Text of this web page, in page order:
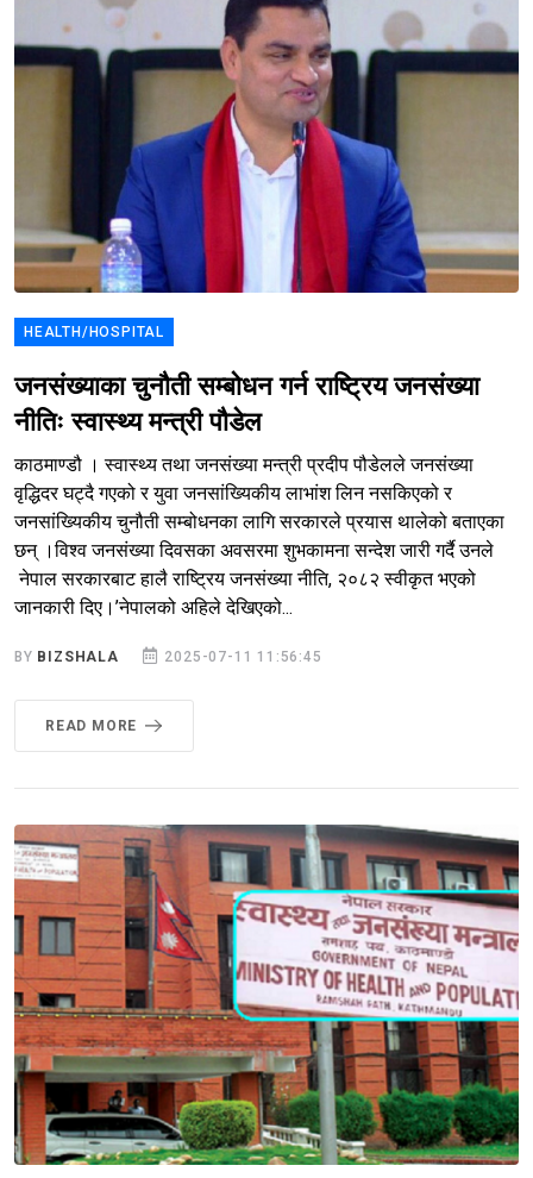
HEALTH/HOSPITAL
जनसंख्याका चुनौती सम्बोधन गर्न राष्ट्रिय जनसंख्या
नीतिः स्वास्थ्य मन्त्री पौडेल
काठमाण्डौ । स्वास्थ्य तथा जनसंख्या मन्त्री प्रदीप पौडेलले जनसंख्या
वृद्धिदर घट्दै गएको र युवा जनसांख्यिकीय लाभांश लिन नसकिएको र
जनसांख्यिकीय चुनौती सम्बोधनका लागि सरकारले प्रयास थालेको बताएका
छन् ।विश्व जनसंख्या दिवसका अवसरमा शुभकामना सन्देश जारी गर्दै उनले
नेपाल सरकारबाट हालै राष्ट्रिय जनसंख्या नीति, २०८२ स्वीकृत भएको
जानकारी दिए।’नेपालको अहिले देखिएको...
BY BIZSHALA 2025-07-11 11:56:45
READ MORE